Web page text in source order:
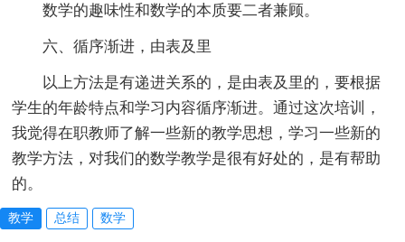
数学的趣味性和数学的本质要二者兼顾。
六、循序渐进，由表及里
以上方法是有递进关系的，是由表及里的，要根据
学生的年龄特点和学习内容循序渐进。通过这次培训，
我觉得在职教师了解一些新的教学思想，学习一些新的
教学方法，对我们的数学教学是很有好处的，是有帮助
的。
教学 总结 数学